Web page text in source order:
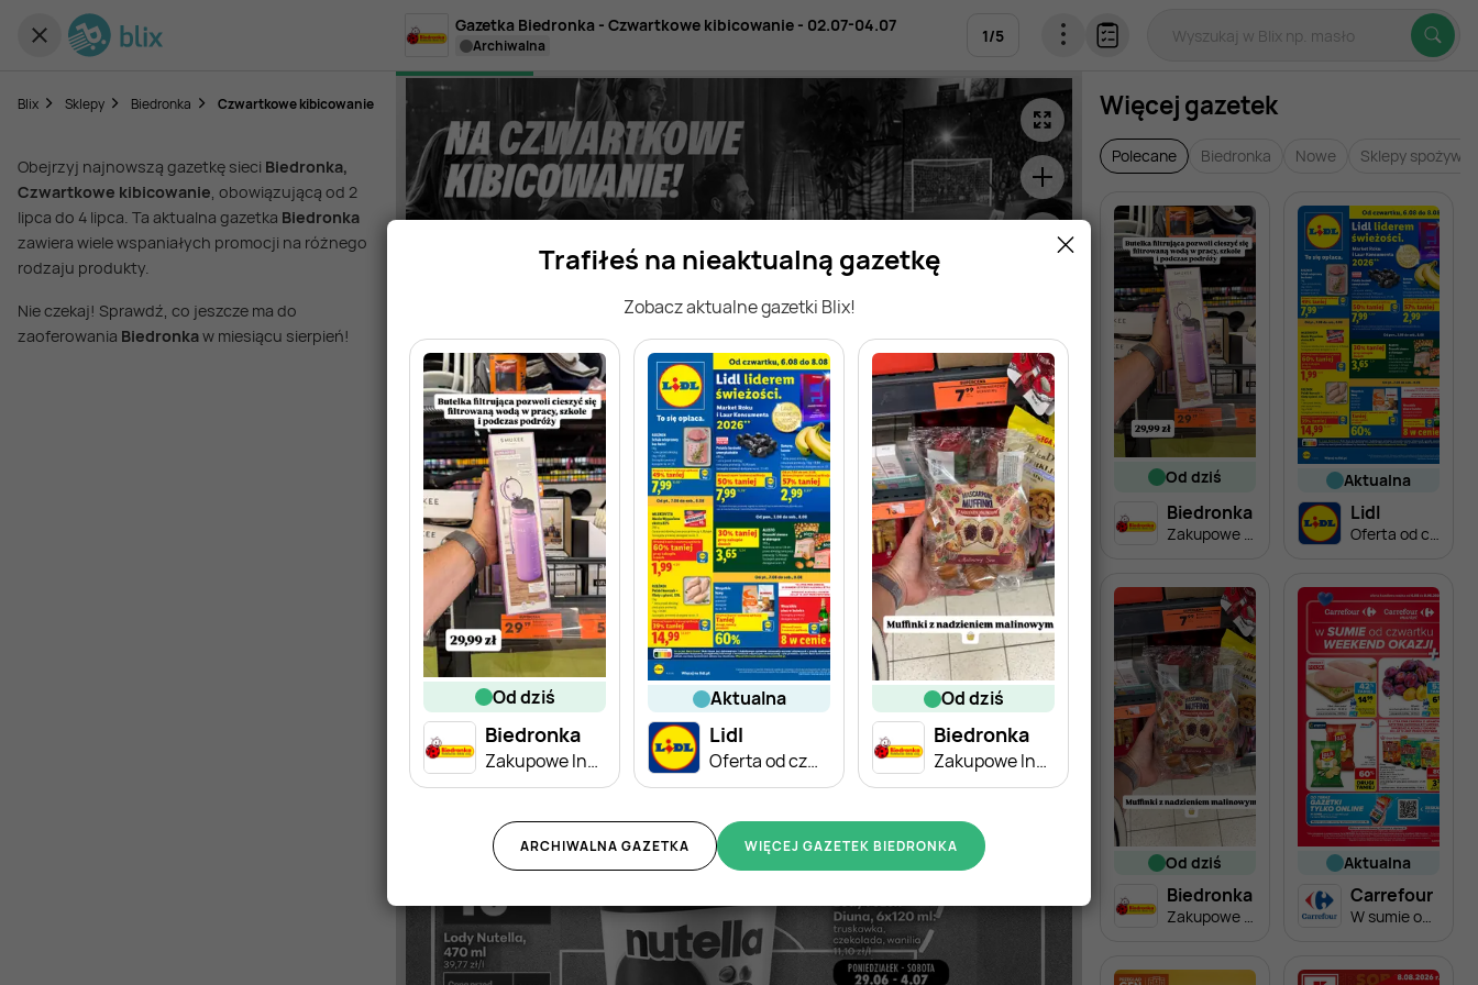
Trafiłeś na nieaktualną gazetkę
Zobacz aktualne gazetki Blix!
od dziś
Biedronka
Zakupowe Inspiracje - produkty do domu i dodatki modowe
aktualna
Lidl
Oferta od czwartku
od dziś
Biedronka
Zakupowe Inspiracje w Biedronce
WIĘCEJ GAZETEK BIEDRONKA
ARCHIWALNA GAZETKA
Gazetka Biedronka - Czwartkowe kibicowanie - 02.07-04.07
archiwalna 1/5
Blix Sklepy Biedronka Czwartkowe kibicowanie
Obejrzyj najnowszą gazetkę sieci Biedronka,
Czwartkowe kibicowanie, obowiązującą od 2
lipca do 4 lipca. Ta aktualna gazetka Biedronka
zawiera wiele wspaniałych promocji na różnego
rodzaju produkty.
Nie czekaj! Sprawdź, co jeszcze ma do
zaoferowania Biedronkaw miesiącu sierpień!
Więcej gazetek
Polecane Biedronka Nowe Sklepy
od dziś
Biedronka
Zakupowe Inspiracje - produkty do domu i dodatki modowe
aktualna
Lidl
Oferta od czwartku
od dziś
Biedronka
aktualna
Carrefour